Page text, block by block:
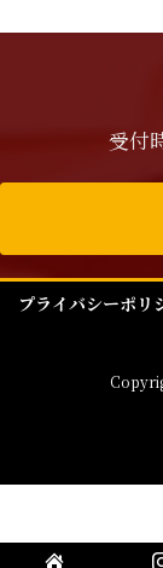
受付
プライバシーポリ